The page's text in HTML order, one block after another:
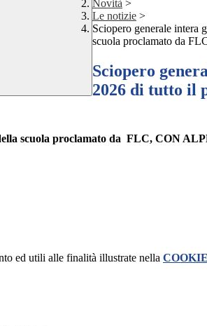
Novità >
Le notizie >
Sciopero generale intera
scuola proclamato da
Sciopero
2026 di tutto il
ella scuola proclamato da FLC, CON
ed utili alle finalità illustrate nella